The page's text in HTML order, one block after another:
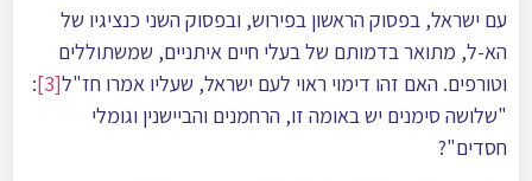
עם ישראל, בפסוק הראשון בפירוש, ובפסוק השני כנציגיו של
הא-ל, מתואר בדמותם של בעלי חיים איתניים, שמשתוללים
וטורפים. האם זהו דימוי ראוי לעם ישראל, שעליו אמרו חז"ל[3]
:
"שלושה סימנים יש באומה זו, הרחמנים והביישנין וגומלי
חסדים"?